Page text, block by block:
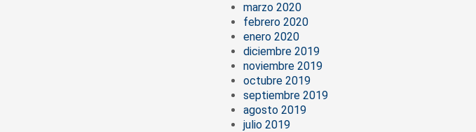
marzo 2020
febrero 2020
enero 2020
diciembre 2019
noviembre 2019
octubre 2019
septiembre 2019
agosto 2019
julio 2019